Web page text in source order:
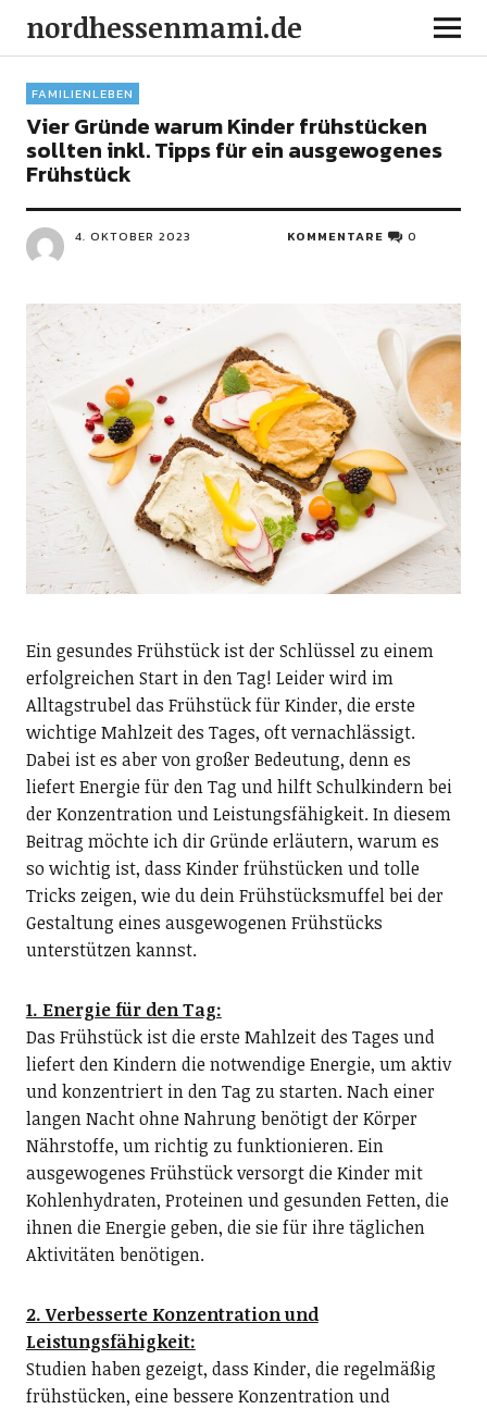
nordhessenmami.de
FAMILIENLEBEN
Vier Gründe warum Kinder frühstücken
sollten inkl. Tipps für ein ausgewogenes
Frühstück
4. OKTOBER 2023 KOMMENTARE 0
Ein gesundes Frühstück ist der Schlüssel zu einem
erfolgreichen Start in den Tag! Leider wird im
Alltagstrubel das Frühstück für Kinder, die erste
wichtige Mahlzeit des Tages, oft vernachlässigt.
Dabei ist es aber von großer Bedeutung, denn es
liefert Energie für den Tag und hilft Schulkindern bei
der Konzentration und Leistungsfähigkeit. In diesem
Beitrag möchte ich dir Gründe erläutern, warum es
so wichtig ist, dass Kinder frühstücken und tolle
Tricks zeigen, wie du dein Frühstücksmuffel bei der
Gestaltung eines ausgewogenen Frühstücks
unterstützen kannst.
1. Energie für den Tag:
Das Frühstück ist die erste Mahlzeit des Tages und
liefert den Kindern die notwendige Energie, um aktiv
und konzentriert in den Tag zu starten. Nach einer
langen Nacht ohne Nahrung benötigt der Körper
Nährstoffe, um richtig zu funktionieren. Ein
ausgewogenes Frühstück versorgt die Kinder mit
Kohlenhydraten, Proteinen und gesunden Fetten, die
ihnen die Energie geben, die sie für ihre täglichen
Aktivitäten benötigen.
2. Verbesserte Konzentration und
Leistungsfähigkeit:
Studien haben gezeigt, dass Kinder, die regelmäßig
frühstücken, eine bessere Konzentration und